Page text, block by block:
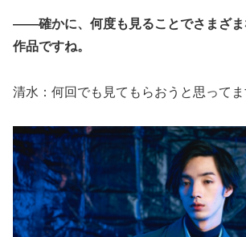
――確かに、何度も見ることでさまざま
作品ですね。
清水：何回でも見てもらおうと思ってま